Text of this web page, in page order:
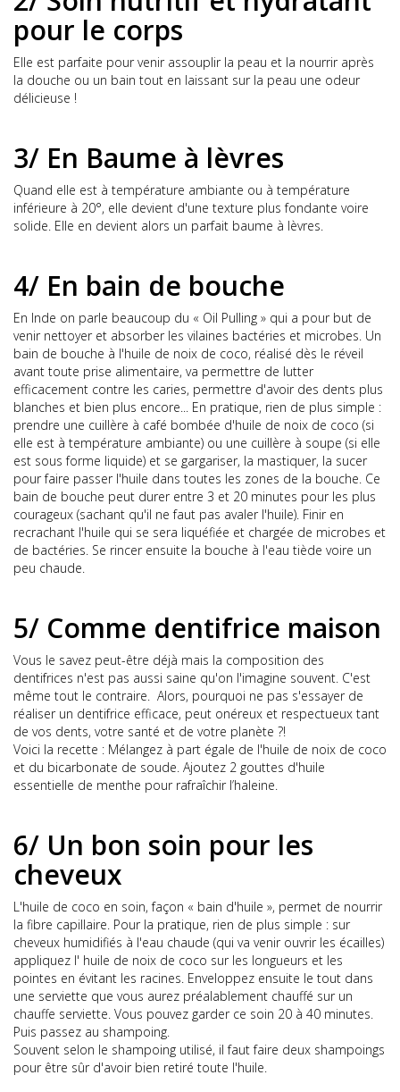
pour le corps
Elle est parfaite pour venir assouplir la peau et la nourrir après
la douche ou un bain tout en laissant sur la peau une odeur
délicieuse !
3/ En Baume à lèvres
Quand elle est à température ambiante ou à température
inférieure à 20°, elle devient d'une texture plus fondante voire
solide. Elle en devient alors un parfait baume à lèvres.
4/ En bain de bouche
En Inde on parle beaucoup du « Oil Pulling » qui a pour but de
venir nettoyer et absorber les vilaines bactéries et microbes. Un
bain de bouche à l'huile de noix de coco, réalisé dès le réveil
avant toute prise alimentaire, va permettre de lutter
efficacement contre les caries, permettre d'avoir des dents plus
blanches et bien plus encore... En pratique, rien de plus simple :
prendre une cuillère à café bombée d'huile de noix de coco (si
elle est à température ambiante) ou une cuillère à soupe (si elle
est sous forme liquide) et se gargariser, la mastiquer, la sucer
pour faire passer l'huile dans toutes les zones de la bouche. Ce
bain de bouche peut durer entre 3 et 20 minutes pour les plus
courageux (sachant qu'il ne faut pas avaler l'huile). Finir en
recrachant l'huile qui se sera liquéfiée et chargée de microbes et
de bactéries. Se rincer ensuite la bouche à l'eau tiède voire un
peu chaude.
5/ Comme dentifrice maison
Vous le savez peut-être déjà mais la composition des
dentifrices n'est pas aussi saine qu'on l'imagine souvent. C'est
même tout le contraire. Alors, pourquoi ne pas s'essayer de
réaliser un dentifrice efficace, peut onéreux et respectueux tant
de vos dents, votre santé et de votre planète ?!
Voici la recette : Mélangez à part égale de l'huile de noix de coco
et du bicarbonate de soude. Ajoutez 2 gouttes d'huile
essentielle de menthe pour rafraîchir l’haleine.
6/ Un bon soin pour les
cheveux
L'huile de coco en soin, façon « bain d'huile », permet de nourrir
la fibre capillaire. Pour la pratique, rien de plus simple : sur
cheveux humidifiés à l'eau chaude (qui va venir ouvrir les écailles)
appliquez l' huile de noix de coco sur les longueurs et les
pointes en évitant les racines. Enveloppez ensuite le tout dans
une serviette que vous aurez préalablement chauffé sur un
chauffe serviette. Vous pouvez garder ce soin 20 à 40 minutes.
Puis passez au shampoing.
Souvent selon le shampoing utilisé, il faut faire deux shampoings
pour être sûr d'avoir bien retiré toute l'huile.